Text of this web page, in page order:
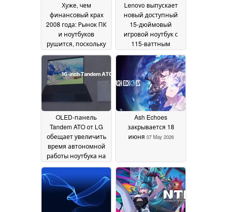
Хуже, чем
финансовый крах
2008 года: Рынок ПК
и ноутбуков
рушится, поскольку
материнских плат,
как сообщается,
сокращают объемы
07 May 2026
Lenovo выпускает
новый доступный
15-дюймовый
игровой ноутбук с
115-ваттным
процессором07 May
2026
OLED-панель
Tandem ATO от LG
обещает увеличить
время автономной
работы ноутбука на
07 May 2026
Ash Echoes
закрывается 18
июня 07 May 2026